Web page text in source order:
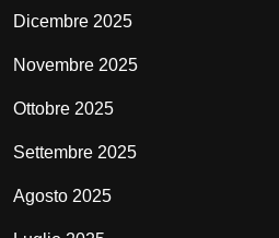
Dicembre 2025
Novembre 2025
Ottobre 2025
Settembre 2025
Agosto 2025